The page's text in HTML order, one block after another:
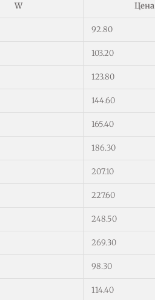
W Цена
92.80
103.20
123.80
144.60
165.40
186.30
207.10
227.60
248.50
269.30
98.30
114.40